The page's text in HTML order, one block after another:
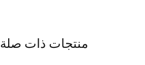
منتجات ذات صلة